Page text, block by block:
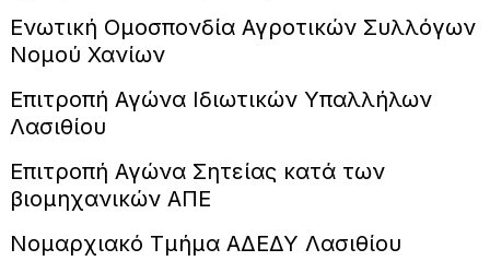
Ενωτική Ομοσπονδία Αγροτικών Συλλόγων
Νομού Χανίων
Επιτροπή Αγώνα Ιδιωτικών Υπαλλήλων
Λασιθίου
Επιτροπή Αγώνα Σητείας κατά των
βιομηχανικών ΑΠΕ
Νομαρχιακό Τμήμα ΑΔΕΔΥ Λασιθίου